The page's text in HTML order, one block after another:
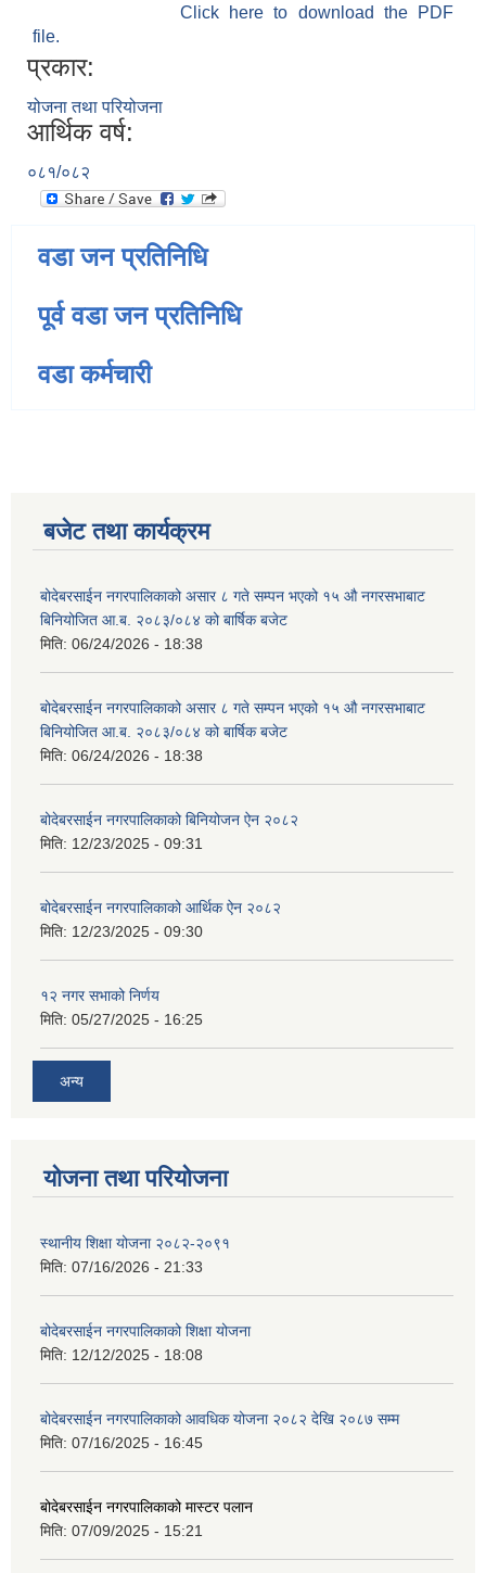
Click here to download the PDF
file.
प्रकार:
योजना तथा परियोजना
आर्थिक वर्ष:
०८१/०८२
वडा जन प्रतिनिधि
पूर्व वडा जन प्रतिनिधि
वडा कर्मचारी
बजेट तथा कार्यक्रम
बोदेबरसाईन नगरपालिकाको असार ८ गते सम्पन भएको १५ ‍‍‍औ नगरसभाबाट
बिनियोजित आ.ब. २०८३/०८४ को बार्षिक बजेट
मिति: 06/24/2026 - 18:38
बोदेबरसाईन नगरपालिकाको असार ८ गते सम्पन भएको १५ ‍‍‍औ नगरसभाबाट
बिनियोजित आ.ब. २०८३/०८४ को बार्षिक बजेट
मिति: 06/24/2026 - 18:38
बोदेबरसाईन नगरपालिकाको बिनियोजन ऐन २०८२
मिति: 12/23/2025 - 09:31
बोदेबरसाईन नगरपालिकाको आर्थिक ऐन २०८२
मिति: 12/23/2025 - 09:30
१२ नगर सभाको निर्णय
मिति: 05/27/2025 - 16:25
अन्य
योजना तथा परियोजना
स्थानीय शिक्षा योजना २०८२-२०९१
मिति: 07/16/2026 - 21:33
बोदेबरसाईन नगरपालिकाको शिक्षा योजना
मिति: 12/12/2025 - 18:08
बोदेबरसाईन नगरपालिकाको आवधिक योजना २०८२ देखि २०८७ सम्म
मिति: 07/16/2025 - 16:45
बोदेबरसाईन नगरपालिकाको मास्टर पलान
मिति: 07/09/2025 - 15:21